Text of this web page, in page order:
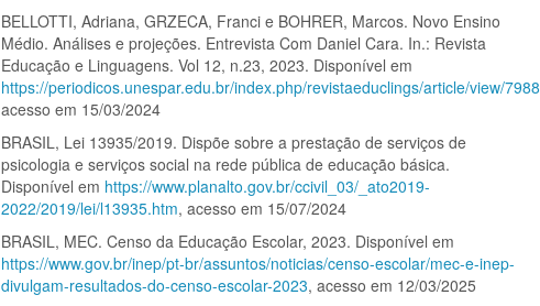
BELLOTTI, Adriana, GRZECA, Franci e BOHRER, Marcos. Novo Ensino
Médio. Análises e projeções. Entrevista Com Daniel Cara. In.: Revista
Educação e Linguagens. Vol 12, n.23, 2023. Disponível em
https://periodicos.unespar.edu.br/index.php/revistaeduclings/article/view/7988
acesso em 15/03/2024
BRASIL, Lei 13935/2019. Dispõe sobre a prestação de serviços de
psicologia e serviços social na rede pública de educação básica.
Disponível em https://www.planalto.gov.br/ccivil_03/_ato2019-
2022/2019/lei/l13935.htm, acesso em 15/07/2024
BRASIL, MEC. Censo da Educação Escolar, 2023. Disponível em
https://www.gov.br/inep/pt-br/assuntos/noticias/censo-escolar/mec-e-inep-
divulgam-resultados-do-censo-escolar-2023, acesso em 12/03/2025